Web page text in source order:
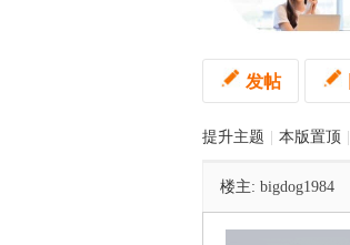
发帖
提升主题 本版置顶
楼主: bigdog1984